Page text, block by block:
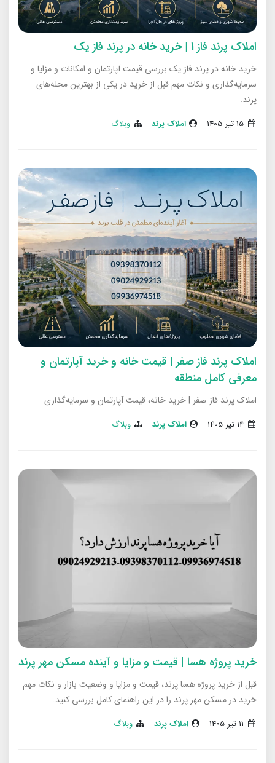
املاک پرند‌ فاز 1 | خرید خانه در پرند فاز یک
خرید خانه در پرند فاز یک بررسی قیمت آپارتمان و امکانات و مزایا و
سرمایه‌گذاری و نکات مهم قبل از خرید در یکی از بهترین محله‌های
پرند.
املاک پرند وبلاگ
املاک پرند فاز صفر | قیمت خانه و خرید آپارتمان و
معرفی کامل منطقه
املاک پرند فاز صفر | خرید خانه، قیمت آپارتمان و سرمایه‌گذاری
املاک پرند وبلاگ
خرید پروژه هسا | قیمت و مزایا و آینده مسکن مهر پرند
قبل از خرید پروژه هسا پرند، قیمت و مزایا و وضعیت بازار و نکات مهم
خرید در مسکن مهر پرند را در این راهنمای کامل بررسی کنید.
املاک پرند وبلاگ